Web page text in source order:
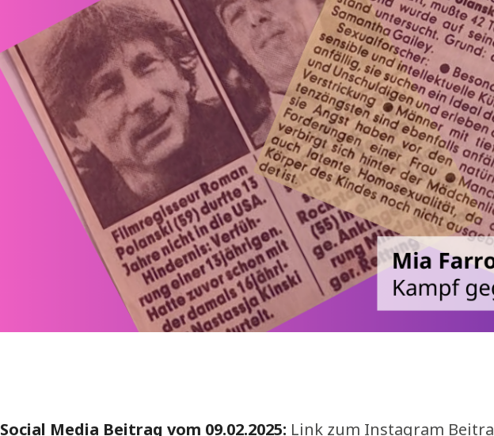
Social Media Beitrag vom 09.02.2025: Link zum Instagram